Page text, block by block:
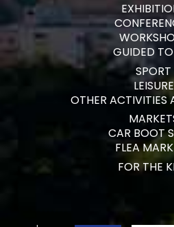
GUIDED
SPORT
LEISURE
OTHER ACTIVITIES
CAR BOOT
FLEA
FOR THE